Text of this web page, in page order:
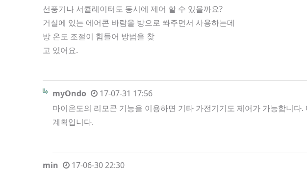
선풍기나 서큘레이터도 동시에 제어 할 수 있을까요?
거실에 있는 에어콘 바람을 방으로 쏴주면서 사용하는데
방 온도 조절이 힘들어 방법을 찾
고 있어요.
myOndo
17-07-31 17:56
마이온도의 리모콘 기능을 이용하면 기타 가전기기도 제어가 가능합니
계획입니다.
min
17-06-30 22:30